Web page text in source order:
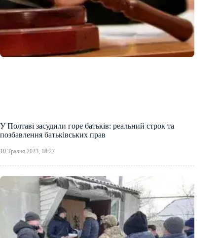
У Полтаві засудили горе батьків: реальний строк та
позбавлення батьківських прав
10 Травня 2023, 18:27